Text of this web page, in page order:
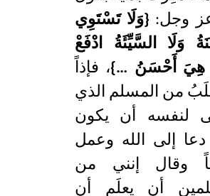
عز وجل: {وَلَا تَسْتَوِي
وَلَا السَّيِّئَةُ ادْفَعْ
هِيَ أَحْسَنُ …}، فإذاً
من المسلم الذي
لنفسه أن يكون
إلى الله وعمل
وقال إنني من
أن يعلَم أن